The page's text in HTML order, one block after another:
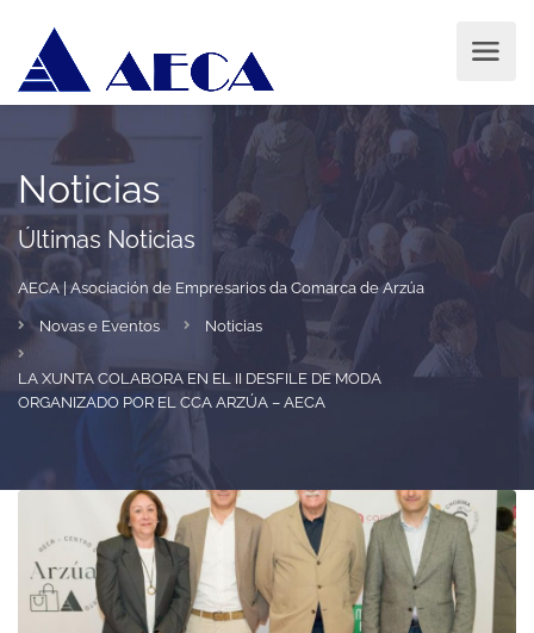
Noticias
Últimas Noticias
AECA | Asociación de Empresarios da Comarca de Arzúa
Novas e Eventos Noticias
LA XUNTA COLABORA EN EL II DESFILE DE MODA
ORGANIZADO POR EL CCA ARZÚA – AECA